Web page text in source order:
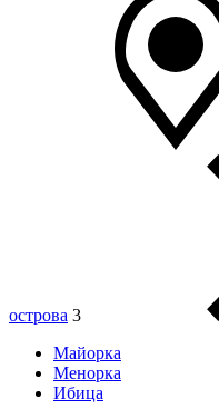
острова 3
Майорка
Менорка
Ибица